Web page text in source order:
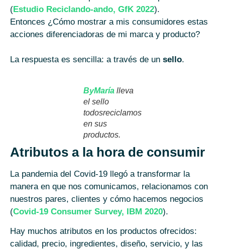
(Estudio Reciclando-ando, GfK 2022).
Entonces ¿Cómo mostrar a mis consumidores estas
acciones diferenciadoras de mi marca y producto?
La respuesta es sencilla: a través de un sello.
ByMaría lleva
el sello
todosreciclamos
en sus
productos.
Atributos a la hora de consumir
La pandemia del Covid-19 llegó a transformar la
manera en que nos comunicamos, relacionamos con
nuestros pares, clientes y cómo hacemos negocios
(Covid-19 Consumer Survey, IBM 2020).
Hay muchos atributos en los productos ofrecidos:
calidad, precio, ingredientes, diseño, servicio, y las